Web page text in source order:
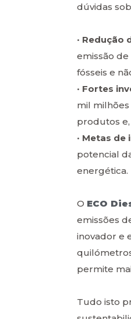
dúvidas
• Redução
emissão
fósseis e
• Fortes
mil
produtos
• Metas de
potencial
energética.
O ECO
emissões
inovador e
permite
Tudo isto